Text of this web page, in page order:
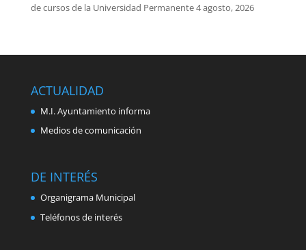
de cursos de la Universidad Permanente4 agosto, 2026
ACTUALIDAD
M.I. Ayuntamiento informa
Medios de comunicación
DE INTERÉS
Organigrama Municipal
Teléfonos de interés